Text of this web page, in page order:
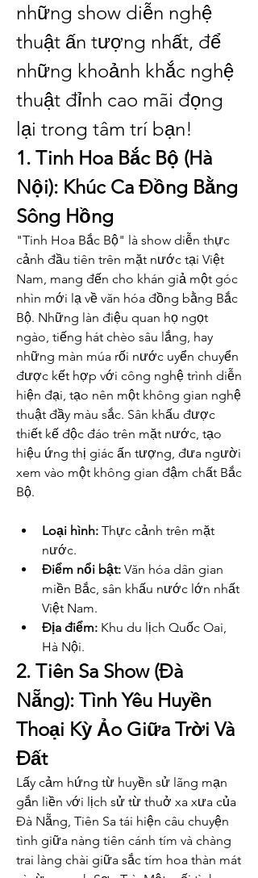
những show diễn nghệ
thuật ấn tượng nhất, để
những khoảnh khắc nghệ
thuật đỉnh cao mãi đọng
lại trong tâm trí bạn!
1. Tinh Hoa Bắc Bộ (Hà
Nội): Khúc Ca Đồng Bằng
Sông Hồng
"Tinh Hoa Bắc Bộ" là show diễn thực
cảnh đầu tiên trên mặt nước tại Việt
Nam, mang đến cho khán giả một góc
nhìn mới lạ về văn hóa đồng bằng Bắc
Bộ. Những làn điệu quan họ ngọt
ngào, tiếng hát chèo sâu lắng, hay
những màn múa rối nước uyển chuyển
được kết hợp với công nghệ trình diễn
hiện đại, tạo nên một không gian nghệ
thuật đầy màu sắc. Sân khấu được
thiết kế độc đáo trên mặt nước, tạo
hiệu ứng thị giác ấn tượng, đưa người
xem vào một không gian đậm chất Bắc
Bộ.
Loại hình: Thực cảnh trên mặt
nước.
Điểm nổi bật: Văn hóa dân gian
miền Bắc, sân khấu nước lớn nhất
Việt Nam.
Địa điểm: Khu du lịch Quốc Oai,
Hà Nội.
2. Tiên Sa Show (Đà
Nẵng): Tình Yêu Huyền
Thoại Kỳ Ảo Giữa Trời Và
Đất
Lấy cảm hứng từ huyền sử lãng mạn
gắn liền với lịch sử từ thuở xa xưa của
Đà Nẵng, Tiên Sa tái hiện câu chuyện
tình giữa nàng tiên cánh tím và chàng
trai làng chài giữa sắc tím hoa thàn mát